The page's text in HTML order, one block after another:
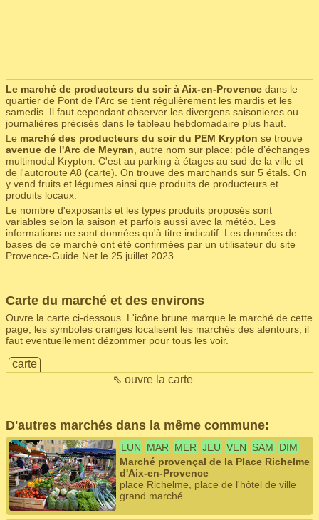
Le marché de producteurs du soir à Aix-en-Provence dans le
quartier de Pont de l'Arc se tient régulièrement les mardis et les
samedis. Il faut cependant observer les divergens saisonieres ou
journalières précisés dans le tableau hebdomadaire plus haut.
Le marché des producteurs du soir du PEM Krypton se trouve
avenue de l'Arc de Meyran , autre nom sur place: pôle d’échanges
multimodal Krypton. C'est au parking à étages au sud de la ville et
de l'autoroute A8 (carte). On trouve des marchands sur 5 étals. On
y vend fruits et légumes ainsi que produits de producteurs et
produits locaux.
Le nombre d'exposants et les types produits proposés sont
variables selon la saison et parfois aussi avec la météo. Les
informations ne sont données qu'à titre indicatif. Les données de
bases de ce marché ont été confirmées par un utilisateur du site
Provence-Guide.Net le 25 juillet 2023.
Carte du marché et des environs
Ouvre la carte ci-dessous. L'icône brune marque le marché de cette
page, les symboles oranges localisent les marchés des alentours, il
faut eventuellement dézommer pour tous les voir.
carte
⇖ ouvre la carte
D'autres marchés dans la même commune:
LUN MAR MER JEU VEN SAM
DIM
Marché provençal de la Place Richelme
d'Aix-en-Provence
place Richelme, place de l'hôtel de ville
grand marché